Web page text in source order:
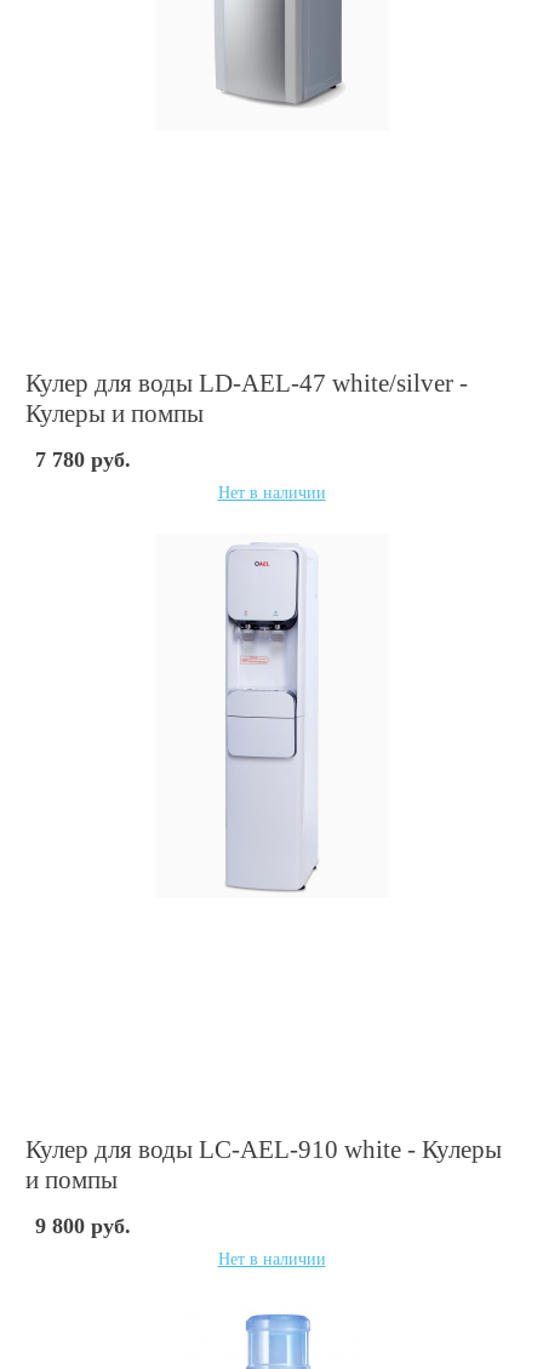
Кулер для воды LD-AEL-47 white/silver -
Кулеры и помпы
7 780 руб.
Нет в наличии
Кулер для воды LC-AEL-910 white - Кулеры
и помпы
9 800 руб.
Нет в наличии